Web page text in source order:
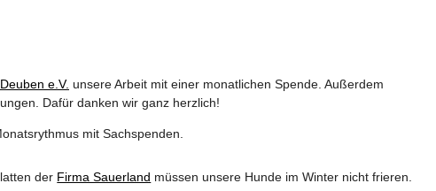
e.V. unsere Arbeit mit einer monatlichen Spende. Außerdem
Dafür danken wir ganz herzlich!
mit Sachspenden.
der Firma Sauerland müssen unsere Hunde im Winter nicht frieren.